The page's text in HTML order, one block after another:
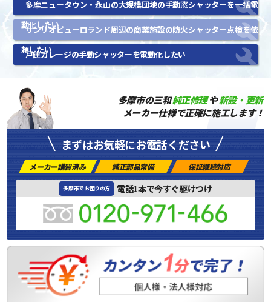
多摩ニュータウン・永山の大規模団地の手動窓シャッターを一括電
動化したい
サンリオピューロランド周辺の商業施設の防火シャッター点検を依
頼したい
戸建ガレージの手動シャッターを電動化したい
多摩市の三和純正修理や新設・更新
メーカー仕様で正確に施工します！
まずはお気軽にお電話ください
メーカー講習済み 純正部品常備 保証継続対応
多摩市でお困りの方 電話1本で今すぐ駆けつけ